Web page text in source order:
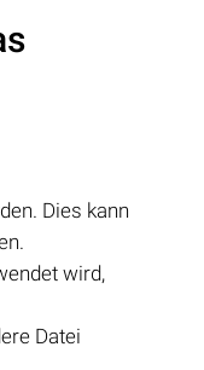
Dies kann
wird,
Datei